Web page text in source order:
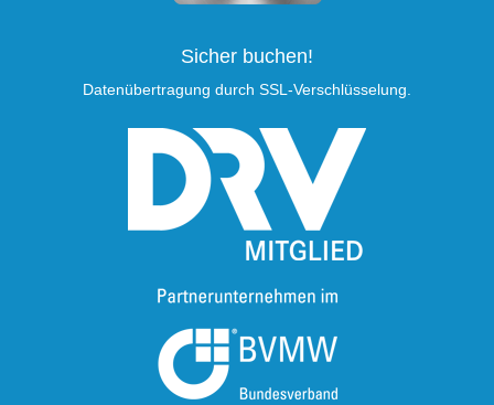
Sicher buchen!
Datenübertragung durch SSL-Verschlüsselung.